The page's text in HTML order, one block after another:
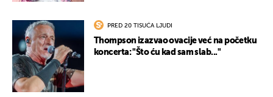
PRED 20 TISUĆA LJUDI
Thompson izazvao ovacije već na početku
koncerta: "Što ću kad sam slab..."